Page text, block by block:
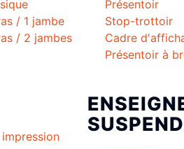
/ 1 jambe
/ 2 jambes
Présentoir
Stop-trottoir
Cadre
Présentoir à